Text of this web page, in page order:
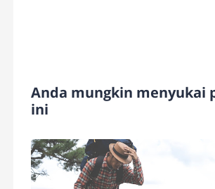
Anda mungkin menyukai
ini